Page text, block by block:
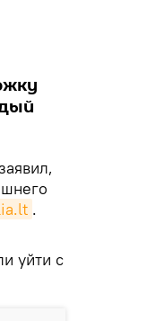
.
уйти с